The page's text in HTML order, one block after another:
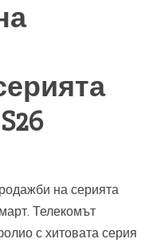
на серията
Телекомът
с хитовата серия